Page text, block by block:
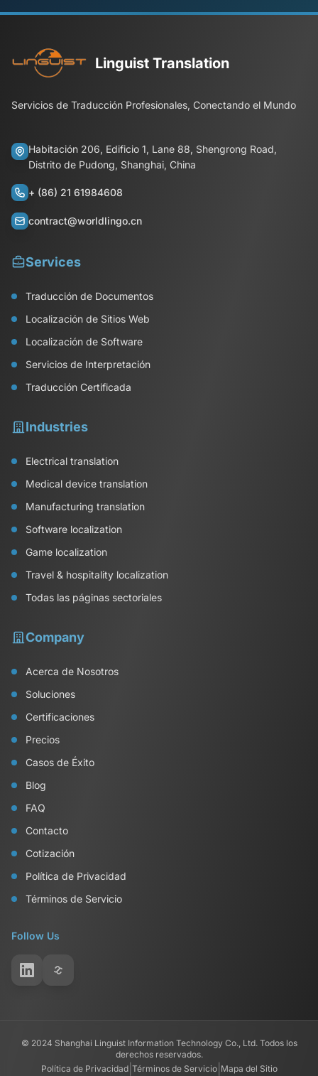
Linguist Translation
Servicios de Traducción Profesionales, Conectando el Mundo
Habitación 206, Edificio 1, Lane 88, Shengrong Road,
Distrito de Pudong, Shanghai, China
+ (86) 21 61984608
contract@worldlingo.cn
Services
Traducción de Documentos
Localización de Sitios Web
Localización de Software
Servicios de Interpretación
Traducción Certificada
Industries
Electrical translation
Medical device translation
Manufacturing translation
Software localization
Game localization
Travel & hospitality localization
Todas las páginas sectoriales
Company
Acerca de Nosotros
Soluciones
Certificaciones
Precios
Casos de Éxito
Blog
FAQ
Contacto
Cotización
Política de Privacidad
Términos de Servicio
Follow Us
© 2024 Shanghai Linguist Information Technology Co., Ltd. Todos los
derechos reservados.
Política de Privacidad| Términos de Servicio| Mapa del Sitio